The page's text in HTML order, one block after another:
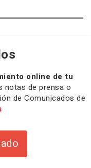
online de tu
notas de prensa o
de Comunicados de